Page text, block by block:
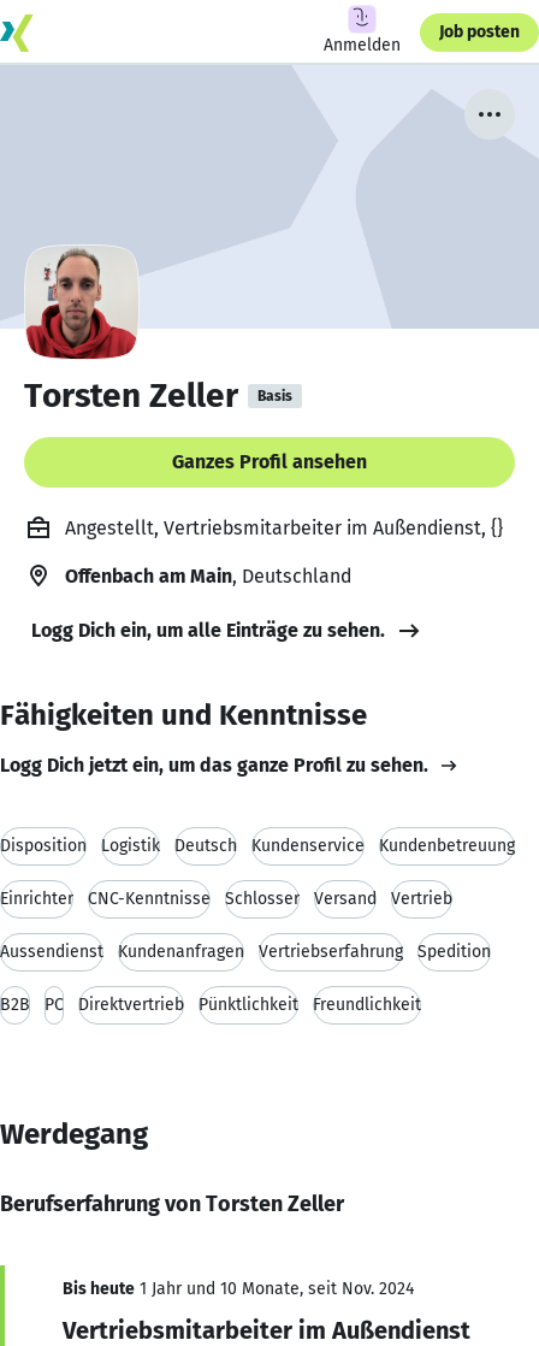
Anmelden
Job posten
Torsten Zeller Basis
Ganzes Profil ansehen
Angestellt, Vertriebsmitarbeiter im Außendienst, {}
Offenbach am Main, Deutschland
Logg Dich ein, um alle Einträge zu sehen.
Fähigkeiten und Kenntnisse
Logg Dich jetzt ein, um das ganze Profil zu sehen.
Disposition Logistik Deutsch Kundenservice Kundenbetreuung
Einrichter CNC-Kenntnisse Schlosser Versand Vertrieb
Aussendienst Kundenanfragen Vertriebserfahrung Spedition
B2B PC Direktvertrieb Pünktlichkeit Freundlichkeit
Werdegang
Berufserfahrung von Torsten Zeller
Bis heute 1 Jahr und 10 Monate, seit Nov. 2024
Vertriebsmitarbeiter im Außendienst